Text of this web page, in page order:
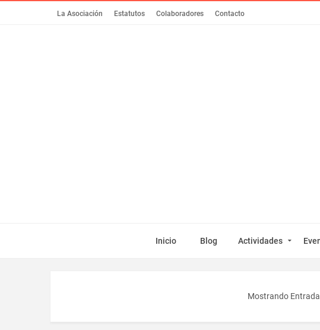
La Asociación Estatutos Colaboradores Contacto
Inicio Blog Actividades
Mostrando